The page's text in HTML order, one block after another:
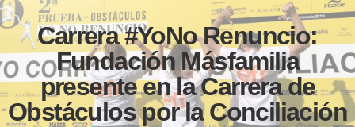
Carrera #YoNo Renuncio:
Fundación Másfamilia
presente en la Carrera de
Obstáculos por la Conciliación